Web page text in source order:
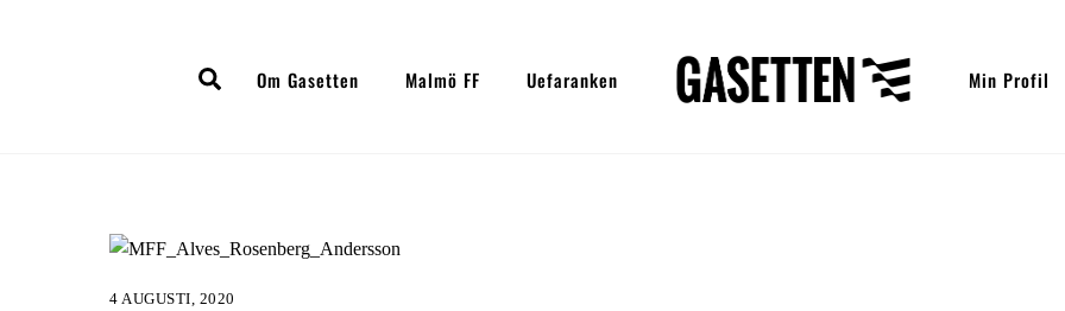
SearchOm Gasetten Malmö FF Uefaranken Min Profil
4 AUGUSTI, 2020